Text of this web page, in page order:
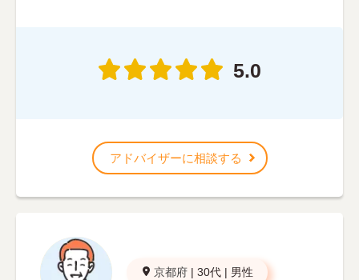
5.0
アドバイザーに相談する
京都府 | 30代 | 男性